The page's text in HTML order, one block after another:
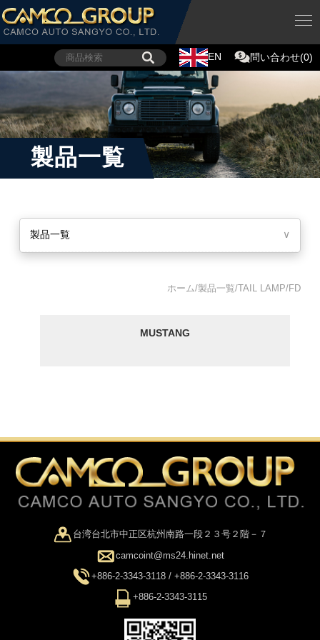
EN 問い合わせ(0)
製品一覧
製品一覧 ∨
ホーム/製品一覧/TAIL LAMP/FD
MUSTANG
台湾台北市中正区杭州南路一段２３号２階－７
camcoint@ms24.hinet.net
+886-2-3343-3118 / +886-2-3343-3116
+886-2-3343-3115